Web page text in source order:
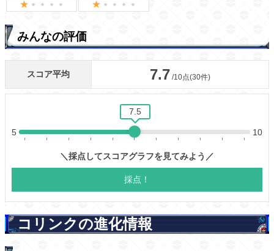
みんなの評価
コリンクの進化情報